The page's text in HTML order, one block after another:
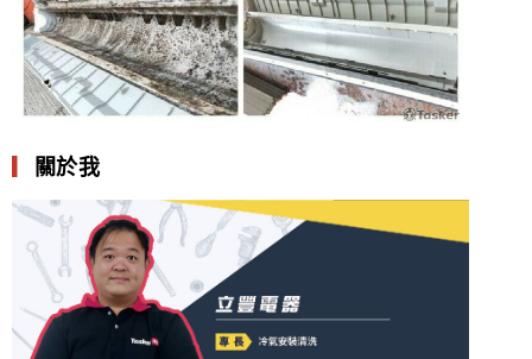
關於我